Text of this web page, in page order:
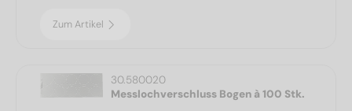
Zum Artikel
30.580020
Messlochverschluss Bogen à 100 Stk.